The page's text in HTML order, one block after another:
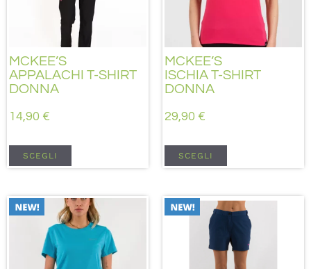
MCKEE’S
APPALACHI T-SHIRT
DONNA
14,90 €
SCEGLI
MCKEE’S
ISCHIA T-SHIRT
DONNA
29,90 €
SCEGLI